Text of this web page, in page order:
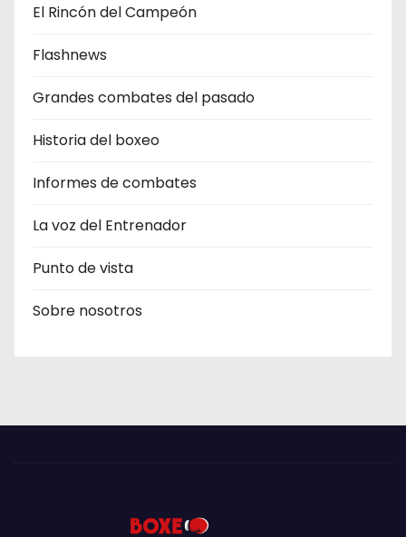
El Rincón del Campeón
Flashnews
Grandes combates del pasado
Historia del boxeo
Informes de combates
La voz del Entrenador
Punto de vista
Sobre nosotros